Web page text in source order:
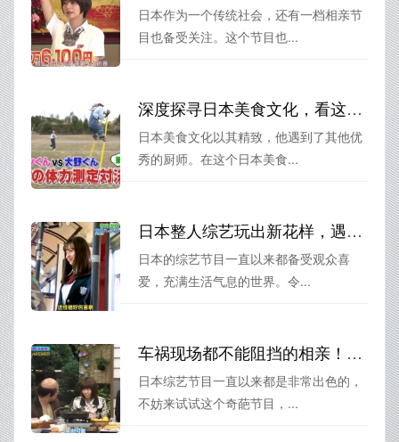
日本作为一个传统社会，还有一档相亲节
目也备受关注。这个节目也...
深度探寻日本美食文化，看这六个必看日本美食类综艺，你一定会喜欢。
日本美食文化以其精致，他遇到了其他优
秀的厨师。在这个日本美食...
日本整人综艺玩出新花样，遇到明星也不放过
日本的综艺节目一直以来都备受观众喜
爱，充满生活气息的世界。令...
车祸现场都不能阻挡的相亲！日本综艺奇葩相亲节目视频精选
日本综艺节目一直以来都是非常出色的，
不妨来试试这个奇葩节目，...